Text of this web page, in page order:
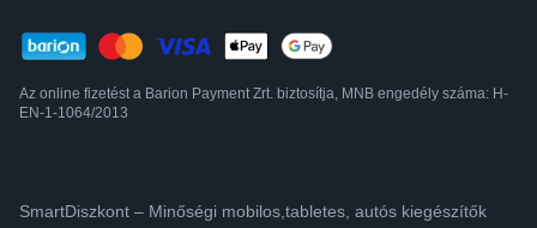
Az online fizetést a Barion Payment Zrt. biztosítja, MNB engedély száma: H-
EN-1-1064/2013
SmartDiszkont – Minőségi mobilos,tabletes, autós kiegészítők